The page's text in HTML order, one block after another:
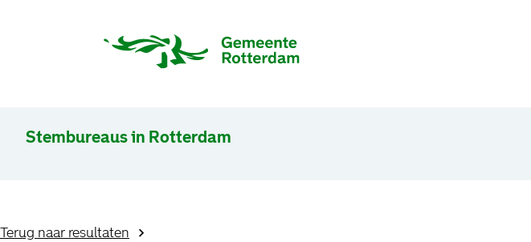
Stembureaus in Rotterdam
Terug naar resultaten